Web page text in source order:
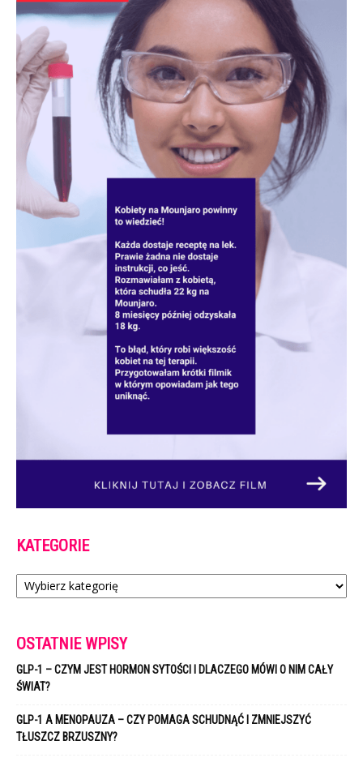
KATEGORIE
Kategorie
OSTATNIE WPISY
GLP-1 – CZYM JEST HORMON SYTOŚCI I DLACZEGO MÓWI O NIM CAŁY
ŚWIAT?
GLP-1 A MENOPAUZA – CZY POMAGA SCHUDNĄĆ I ZMNIEJSZYĆ
TŁUSZCZ BRZUSZNY?